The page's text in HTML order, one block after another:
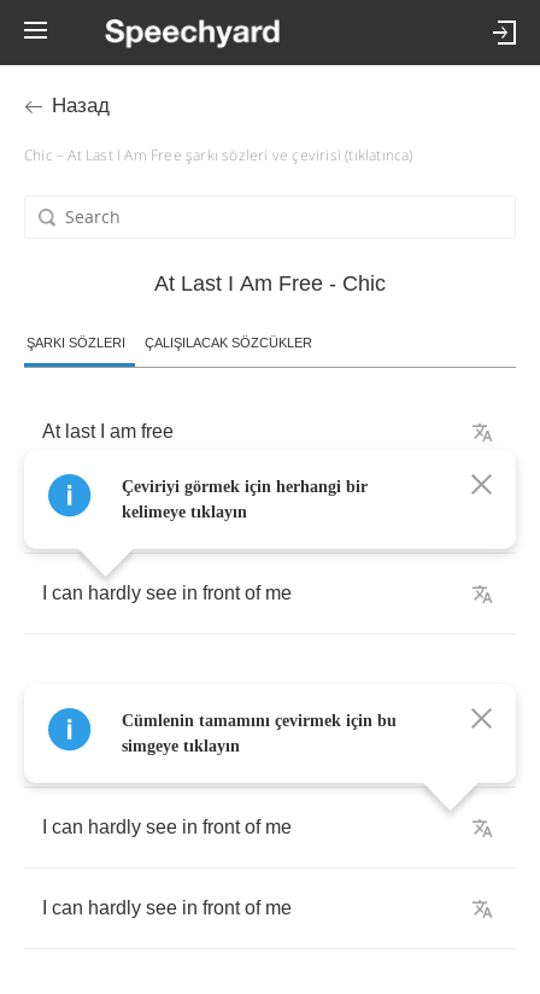
Назад
Chic – At Last I Am Free şarkı sözleri ve çevirisi (tıklatınca)
At Last I Am Free - Chic
ŞARKI SÖZLERI ÇALIŞILACAK SÖZCÜKLER
At last am free
can hardly see in front of
can hardly see in front of me
At last am free
can hardly see in front of me
can hardly see in front of me
Çeviriyi görmek için herhangi bir
kelimeye tıklayın
Cümlenin tamamını çevirmek için bu
simgeye tıklayın